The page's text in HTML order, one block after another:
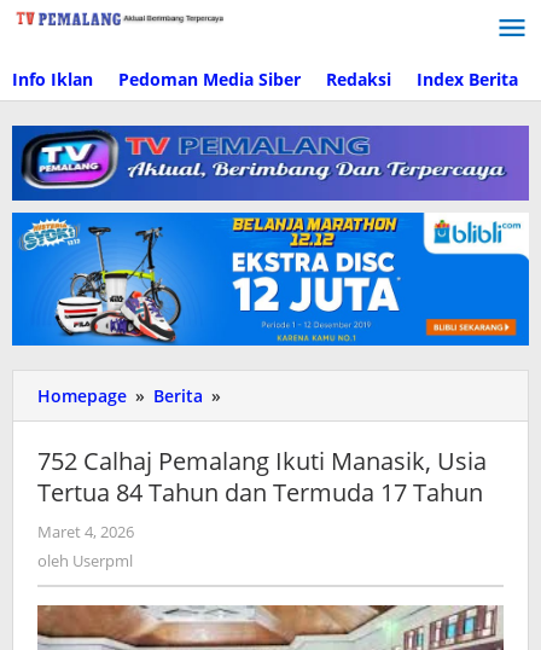
Lewati
Info Iklan Pedoman Media Siber Redaksi Index Berita
Homepage » Berita »
Calhaj
Pemalang
Ikuti
Manasik,
dan
752 Calhaj Pemalang Ikuti Manasik, Usia
Tertua 84 Tahun dan Termuda 17 Tahun
Maret 4, 2026
oleh Userpml